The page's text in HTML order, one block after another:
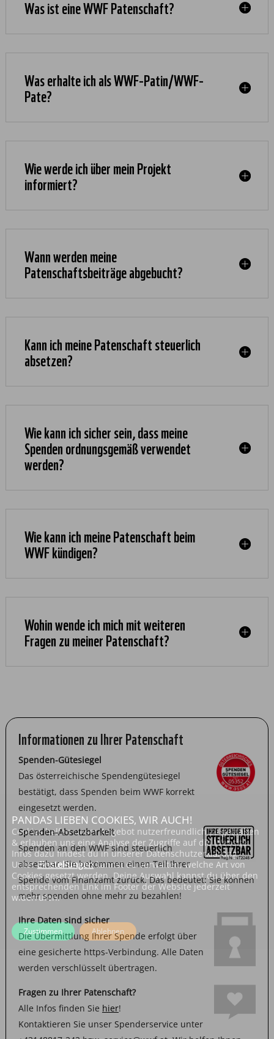
Was ist eine WWF Patenschaft?
Was erhalte ich als WWF-Patin/WWF-
Pate?
Wie werde ich über mein Projekt
informiert?
Wann werden meine
Patenschaftsbeiträge abgebucht?
Kann ich meine Patenschaft steuerlich
absetzen?
Wie kann ich sicher sein, dass meine
Spenden ordnungsgemäß verwendet
werden?
Wie kann ich meine Patenschaft beim
WWF kündigen?
Wohin wende ich mich mit weiteren
Fragen zu meiner Patenschaft?
Informationen zu Ihrer Patenschaft
Spenden-Gütesiegel
Das österreichische Spendengütesiegel
bestätigt, dass Spenden beim WWF korrekt
eingesetzt werden.
Spenden-Absetzbarkeit
Spenden an den WWF sind steuerlich
absetzbar. Sie bekommen einen Teil Ihrer
Spende vom Finanzamt zurück. Das bedeutet: Sie können
mehr spenden ohne mehr zu bezahlen!
Ihre Daten sind sicher
Die Übermittlung Ihrer Spende erfolgt über
eine gesicherte https-Verbindung. Alle Daten
werden verschlüsselt übertragen.
Fragen zu Ihrer Patenschaft?
Alle Infos finden Sie hier!
Kontaktieren Sie unser Spenderservice unter
PANDAS LIEBEN COOKIES, WIR AUCH!
Cookies helfen unser Angebot nutzerfreundlich zu gestalten
& erlauben uns eine Analyse der Zugriffe auf die Website.
Infos dazu findest du in unserer Datenschutzerklärung.
UnterEinstellungen kannst du verwalten, welche Art von
Cookies gesetzt werden. Deine Auswahl kannst du über den
entsprechenden Link im Footer der Website jederzeit
widerrufen.
Zustimmen Ablehnen